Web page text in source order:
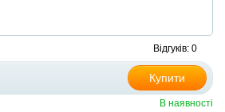
Відгуків: 0
Купити
В наявності